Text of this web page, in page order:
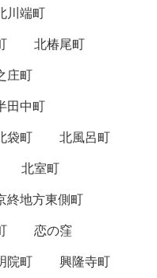
川端町
北椿尾町
庄町
田中町
袋町
北風呂町
北室町
終地方東側町
恋の窪
院町 興隆寺町